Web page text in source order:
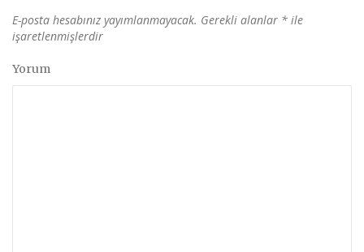
E-posta hesabınız yayımlanmayacak. Gerekli alanlar * ile
işaretlenmişlerdir
Yorum